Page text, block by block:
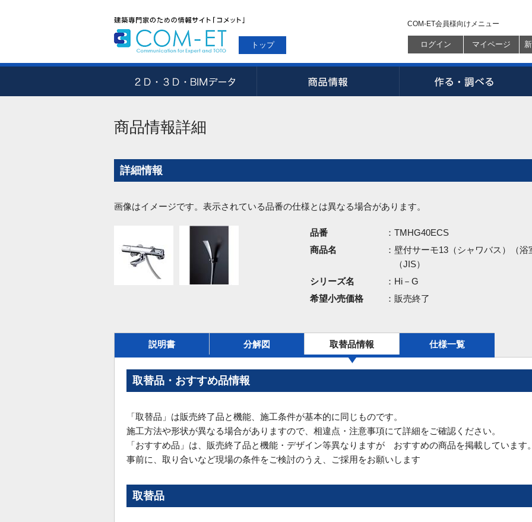
トップ
COM-ET会員様向けメニュー
ログイン マイページ
商品情報詳細
詳細情報
画像はイメージです。表示されている品番の仕様とは異なる場合があります。
品番
：TMHG40ECS
商品名
：壁付サーモ13（シャワバス）（浴
（JIS）
シリーズ名
：Hi－G
希望小売価格
：販売終了
説明書 分解図 取替品情報 仕様一覧
取替品・おすすめ品情報
「取替品」は販売終了品と機能、施工条件が基本的に同じものです。
施工方法や形状が異なる場合がありますので、相違点・注意事項にて詳細をご確認ください。
「おすすめ品」は、販売終了品と機能・デザイン等異なりますが おすすめの商品を掲載しています
事前に、取り合いなど現場の条件をご検討のうえ、ご採用をお願いします
取替品